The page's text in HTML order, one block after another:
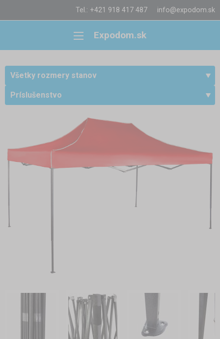
Tel.: +421 918 417 487 info@expodom.sk
Expodom.sk
Všetky rozmery stanov
Príslušenstvo